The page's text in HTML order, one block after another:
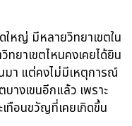
ใหญ่ มีหลายวิทยาเขตใน
ยาเขตไหนคงเคยได้ยิน
มา แต่คงไม่มีเหตุการณ์
างเขนอีกแล้ว เพราะ
เทือนขวัญที่เคยเกิดขึ้น